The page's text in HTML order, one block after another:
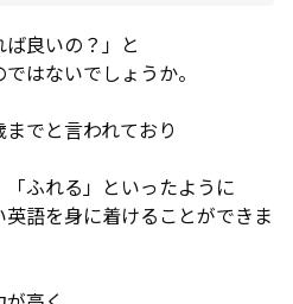
ば良いの？」と
はないでしょうか。
でと言われており
「ふれる」といったように
語を身に着けることができま